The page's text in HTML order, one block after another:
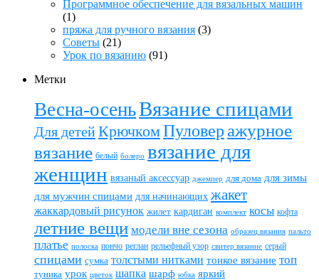
Программное обеспечение для вязальных машин
(1)
пряжа для ручного вязания (3)
Советы (21)
Урок по вязанию (91)
Метки
Весна-осеньВязание спицами
Для детейКрючкомПуловер ажурное
вязание белый болеро вязание для
женщин вязаный аксессуар джемпер для дома для зимы
для мужчин спицами для начинающих жакет
жаккардовый рисунок жилет кардиган комплект косы кофта
летние вещи модели вне сезона образец вязания пальто
платье полоска пончо реглан рельефный узор свитер вязание серый
спицами сумка толстыми нитками тонкое вязание топ
туника урок цветок шапка шарф юбка яркий